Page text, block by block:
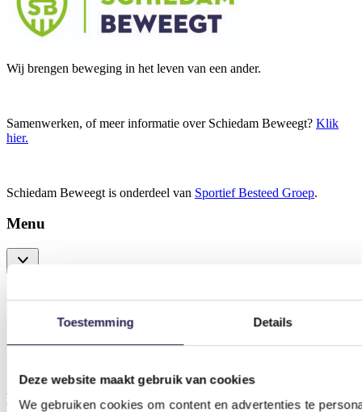
Toestemming Details
Deze website maakt gebruik van cookies
We gebruiken cookies om content en advertenties te
Wij brengen beweging in het leven van een ander.
Samenwerken, of meer informatie over Schiedam Beweegt? Klik
hier.
Schiedam Beweegt is onderdeel van Sportief Besteed Groep.
Menu
Werken bij
Menu